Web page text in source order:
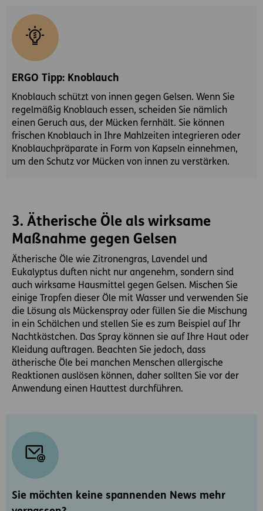
ERGO Tipp: Knoblauch
Knoblauch schützt von innen gegen Gelsen. Wenn Sie
regelmäßig Knoblauch essen, scheiden Sie nämlich
einen Geruch aus, der Mücken fernhält. Sie können
frischen Knoblauch in Ihre Mahlzeiten integrieren oder
Knoblauchpräparate in Form von Kapseln einnehmen,
um den Schutz vor Mücken von innen zu verstärken.
3. Ätherische Öle als wirksame
Maßnahme gegen Gelsen
Ätherische Öle wie Zitronengras, Lavendel und
Eukalyptus duften nicht nur angenehm, sondern sind
auch wirksame Hausmittel gegen Gelsen. Mischen Sie
einige Tropfen dieser Öle mit Wasser und verwenden Sie
die Lösung als Mückenspray oder füllen Sie die Mischung
in ein Schälchen und stellen Sie es zum Beispiel auf Ihr
Nachtkästchen. Das Spray können sie auf Ihre Haut oder
Kleidung auftragen. Beachten Sie jedoch, dass
ätherische Öle bei manchen Menschen allergische
Reaktionen auslösen können, daher sollten Sie vor der
Anwendung einen Hauttest durchführen.
Sie möchten keine spannenden News mehr